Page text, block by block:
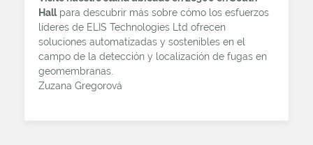
Hallpara descubrir más sobre cómo los esfuerzos
líderes de ELIS Technologies Ltd ofrecen
soluciones automatizadas y sostenibles en el
campo de la detección y localización de fugas en
geomembranas.
Zuzana Gregorová